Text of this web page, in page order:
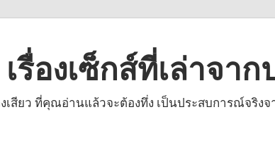
เรื่องเซ็กส์ที่เล่าจา
งเสียว ที่คุณอ่านแล้วจะต้องทึ่ง เป็นประสบการณ์จ